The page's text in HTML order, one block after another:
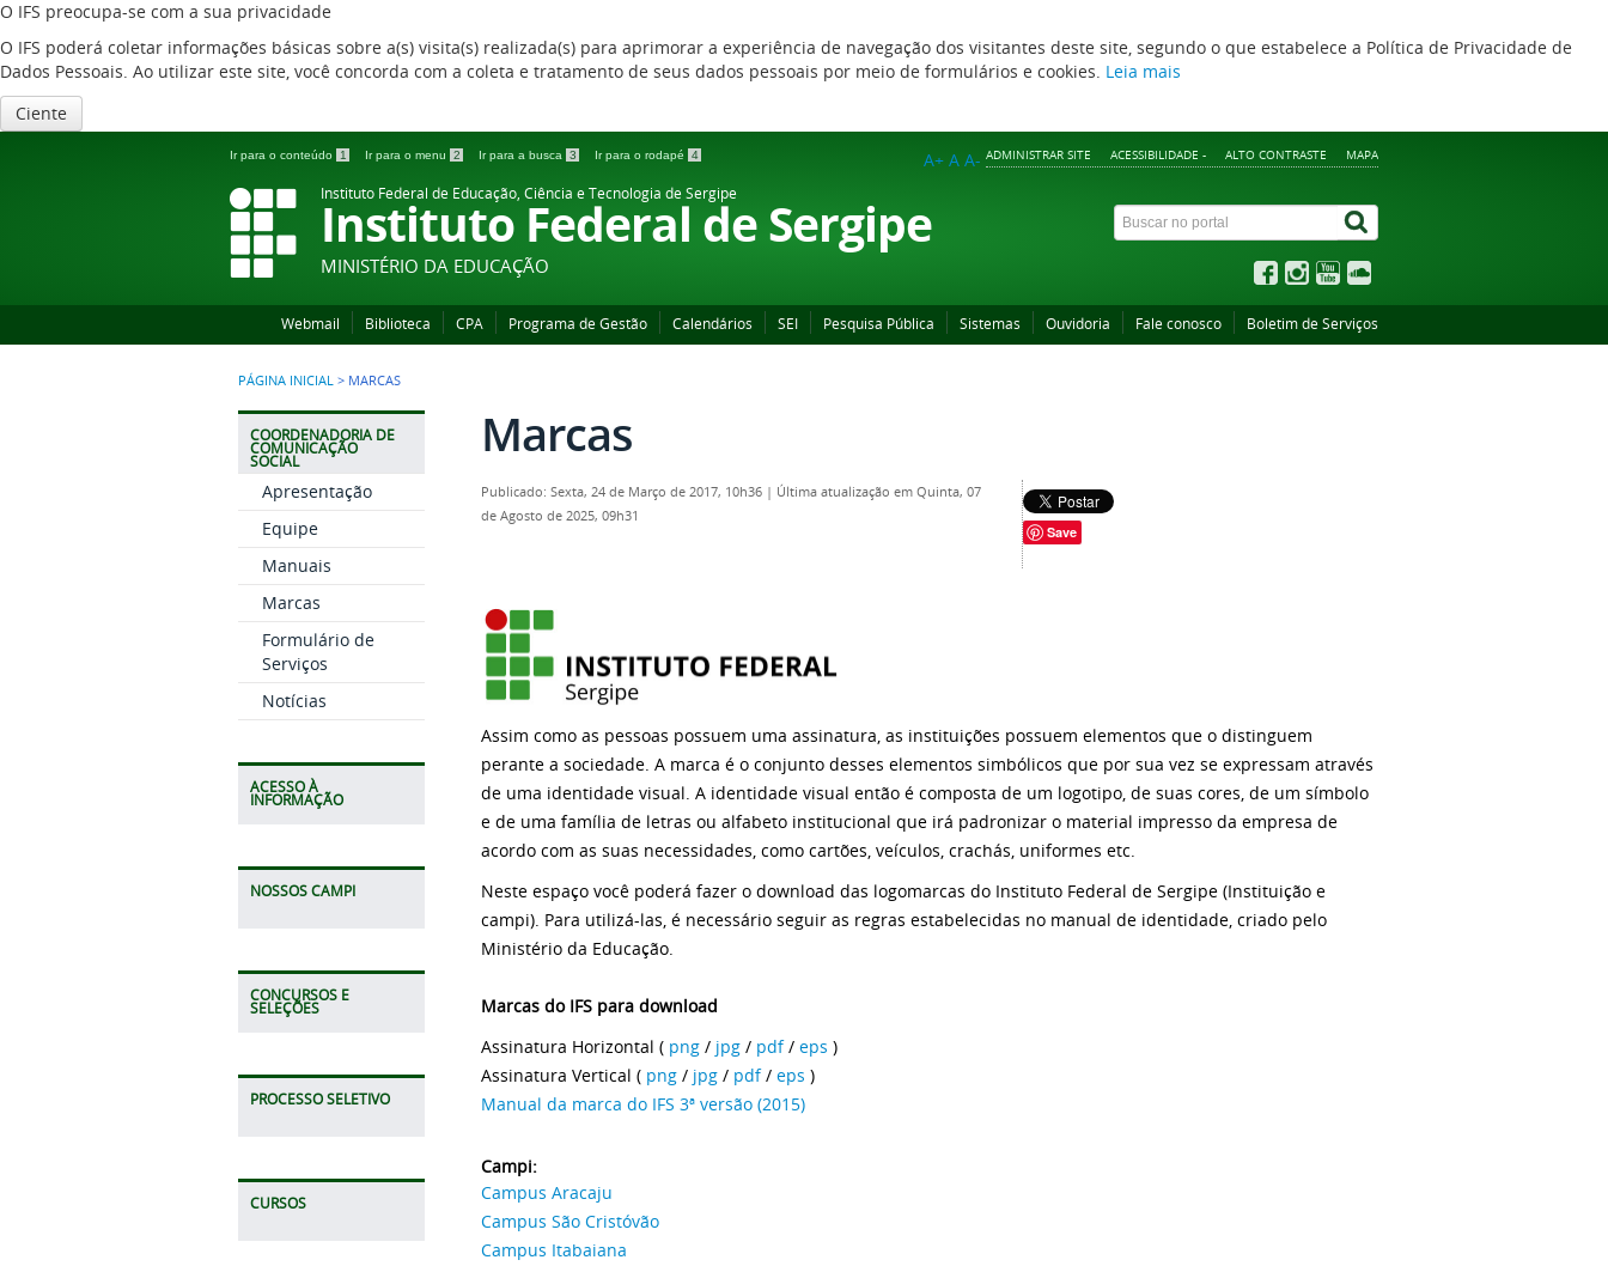
O IFS preocupa-se com a sua privacidade
O IFS poderá coletar informações básicas sobre a(s) visita(s) realizada(s) para aprimorar a experiência de navegação dos visitantes deste site, segundo o que estabelece a Política de Privacidade de
Dados Pessoais. Ao utilizar este site, você concorda com a coleta e tratamento de seus dados pessoais por meio de formulários e cookies. Leia mais
Ciente
Ir para o conteúdo 1 Ir para o menu 2 Ir para a busca 3 Ir para o rodapé 4 ADMINISTRAR SITE ACESSIBILIDADE - ALTO CONTRASTE MAPA
A+ A A-
Instituto Federal de Educação, Ciência e Tecnologia de Sergipe
Instituto Federal de Sergipe
MINISTÉRIO DA EDUCAÇÃO
Webmail Biblioteca CPA Programa de Gestão Calendários SEI Pesquisa Pública Sistemas Ouvidoria Fale conosco Boletim de Serviços
PÁGINA INICIAL > MARCAS
COORDENADORIA DE
COMUNICAÇÃO
SOCIAL
Apresentação
Equipe
Manuais
Marcas
Formulário de
Serviços
Notícias
ACESSO À
INFORMAÇÃO
NOSSOS CAMPI
CONCURSOS E
SELEÇÕES
PROCESSO SELETIVO
CURSOS
Marcas
Publicado: Sexta, 24 de Março de 2017, 10h36 | Última atualização em Quinta, 07
de Agosto de 2025, 09h31
Save
Assim como as pessoas possuem uma assinatura, as instituições possuem elementos que o distinguem
perante a sociedade. A marca é o conjunto desses elementos simbólicos que por sua vez se expressam através
de uma identidade visual. A identidade visual então é composta de um logotipo, de suas cores, de um símbolo
e de uma família de letras ou alfabeto institucional que irá padronizar o material impresso da empresa de
acordo com as suas necessidades, como cartões, veículos, crachás, uniformes etc.
Neste espaço você poderá fazer o download das logomarcas do Instituto Federal de Sergipe (Instituição e
campi). Para utilizá-las, é necessário seguir as regras estabelecidas no manual de identidade, criado pelo
Ministério da Educação.
Marcas do IFS para download
Assinatura Horizontal ( png / jpg / pdf/ eps )
Assinatura Vertical ( png / jpg / pdf/ eps )
Manual da marca do IFS 3ª versão (2015)
Campi:
Campus Aracaju
Campus São Cristóvão
Campus Itabaiana